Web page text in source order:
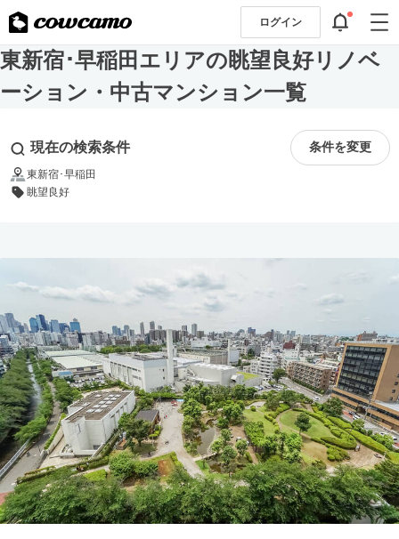
ログイン
東新宿･早稲田エリアの眺望良好リノベ
ーション・中古マンション一覧
現在の検索条件 条件を変更
東新宿･早稲田
眺望良好